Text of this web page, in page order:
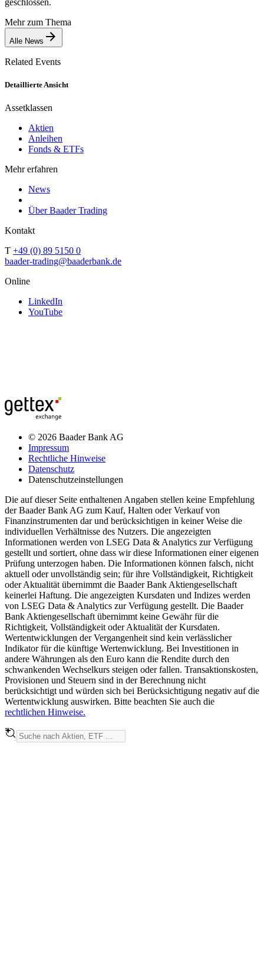
Mehr zum Thema
Alle News
Related Events
Detaillierte Ansicht
Assetklassen
Aktien
Anleihen
Fonds & ETFs
Mehr erfahren
News
Über Baader Trading
Kontakt
T +49 (0) 89 5150 0
baader-trading@baaderbank.de
Online
LinkedIn
YouTube
© 2026 Baader Bank AG
Impressum
Rechtliche Hinweise
Datenschutz
Datenschutzeinstellungen
Die auf dieser Seite enthaltenen Angaben stellen keine Empfehlung
der Baader Bank AG zum Kauf, Halten oder Verkauf von
Finanzinstrumenten dar und berücksichtigen in keiner Weise die
individuellen Verhältnisse des Nutzers. Die angezeigten
Informationen werden von LSEG Data & Analytics zur Verfügung
gestellt und sortiert, ohne dass wir diese Informationen einer eigenen
Prüfung unterzogen haben. Die Informationen können falsch, nicht
aktuell oder unvollständig sein; für ihre Vollständigkeit, Richtigkeit
oder Aktualität übernimmt die Baader Bank Aktiengesellschaft
keinerlei Haftung. Die angezeigten Kursdaten und Indizes werden
von LSEG Data & Analytics zur Verfügung gestellt. Die Baader
Bank Aktiengesellschaft übernimmt keine Gewähr für die
Richtigkeit, Vollständigkeit oder Aktualität der Kursdaten.
Wertentwicklungen der Vergangenheit sind kein verlässlicher
Indikator für die künftige Wertenwicklung. Bei Investitionen in
andere Währungen als den Euro kann die Rendite durch den
schwankenden Wechselkurs steigen oder fallen. Transaktionskosten,
Provisionen und Steuern sind in der Berechnung nicht
berücksichtigt und würden sich bei Berücksichtigung negativ auf die
Wertentwicklung auswirken. Bitte beachten Sie auch die
rechtlichen Hinweise.